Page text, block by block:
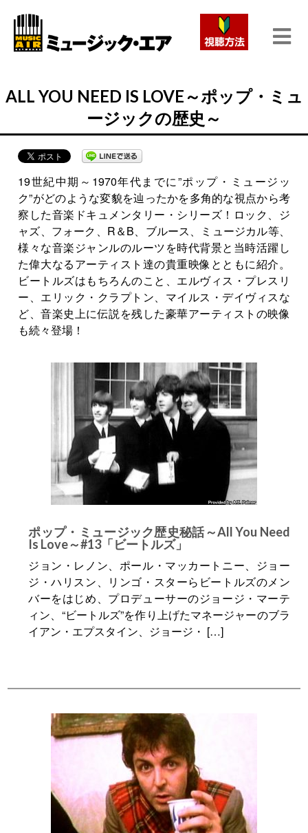
ALL YOU NEED IS LOVE～ポップ・ミュ
ージックの歴史～
19世紀中期～1970年代までに”ポップ・ミュージッ
ク”がどのような変貌を辿ったかを多角的な視点から考
察した音楽ドキュメンタリー・シリーズ！ロック、ジ
ャズ、フォーク、R＆B、ブルース、ミュージカル等、
様々な音楽ジャンルのルーツを時代背景と当時活躍し
た偉大なるアーティスト達の貴重映像とともに紹介。
ビートルズはもちろんのこと、エルヴィス・プレスリ
ー、エリック・クラプトン、マイルス・デイヴィスな
ど、音楽史上に伝説を残した豪華アーティストの映像
も続々登場！
ポップ・ミュージック歴史秘話～All You Need
Is Love～#13「ビートルズ」
ジョン・レノン、ポール・マッカートニー、ジョー
ジ・ハリスン、リンゴ・スターらビートルズのメン
バーをはじめ、プロデューサーのジョージ・マーテ
ィン、“ビートルズ”を作り上げたマネージャーのブラ
イアン・エプスタイン、ジョージ・ […]